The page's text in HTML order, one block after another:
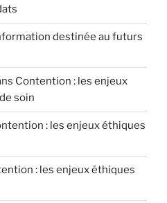
destinée au futurs
Contention : les enjeux
soin
: les enjeux éthiques
: les enjeux éthiques